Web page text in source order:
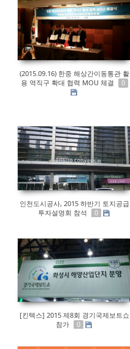
(2015.09.16) 한중 해상간이동통관 활
용 역직구 확대 협력 MOU 체결
0
인천도시공사, 2015 하반기 토지공급
투자설명회 참석
0
[킨텍스] 2015 제8회 경기국제보트쇼
참가
0